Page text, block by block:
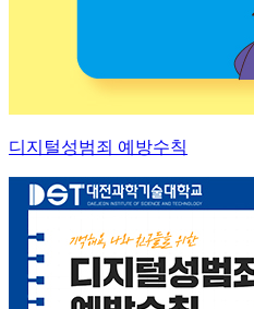
디지털성범죄 예방수칙